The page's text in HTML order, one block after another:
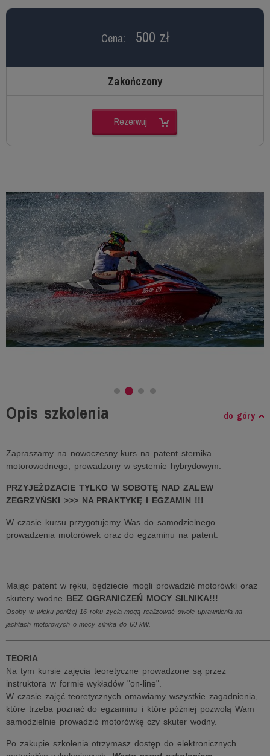
Cena: 500 zł
Zakończony
Rezerwuj
Opis szkolenia do góry
Zapraszamy na nowoczesny kurs na patent sternika
motorowodnego, prowadzony w systemie hybrydowym.
PRZYJEŻDZACIE TYLKO W SOBOTĘ NAD ZALEW
ZEGRZYŃSKI >>> NA PRAKTYKĘ I EGZAMIN !!!
W czasie kursu przygotujemy Was do samodzielnego
prowadzenia motorówek oraz do egzaminu na patent.
Mając patent w ręku, będziecie mogli prowadzić motorówki oraz
skutery wodne BEZ OGRANICZEŃ MOCY SILNIKA!!!
Osoby w wieku poniżej 16 roku życia mogą realizować swoje uprawnienia na
jachtach motorowych o mocy silnika do 60 kW.
TEORIA
Na tym kursie zajęcia teoretyczne prowadzone są przez
instruktora w formie wykładów "on-line".
W czasie zajęć teoretycznych omawiamy wszystkie zagadnienia,
które trzeba poznać do egzaminu i które później pozwolą Wam
samodzielnie prowadzić motorówkę czy skuter wodny.
Po zakupie szkolenia otrzymasz dostęp do elektronicznych